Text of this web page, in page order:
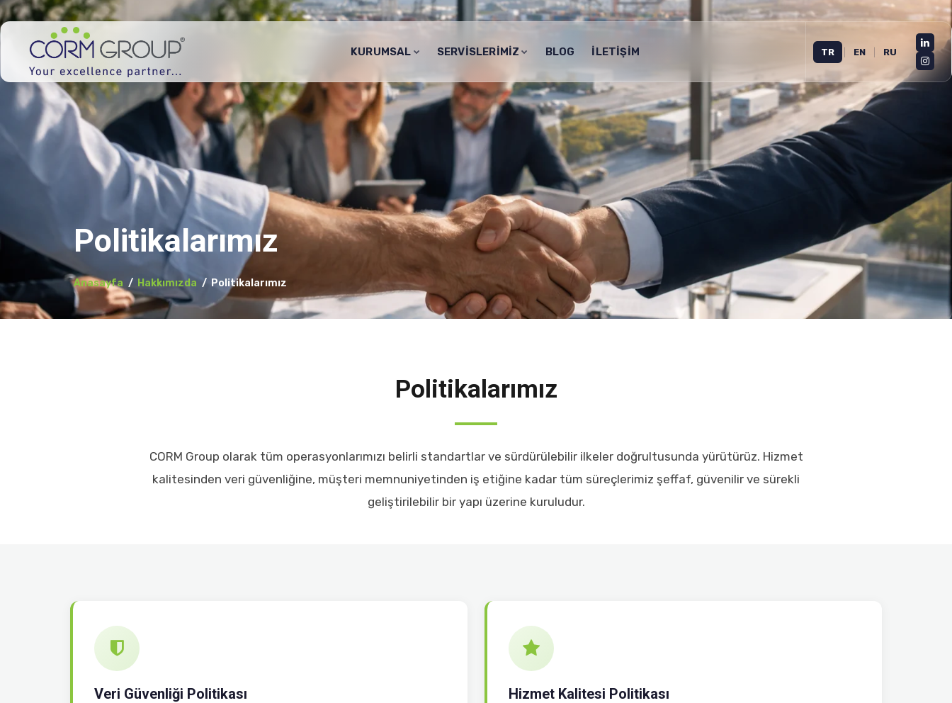
TR EN RU
KURUMSAL SERVISLERIMIZ BLOG İLETIŞIM
Politikalarımız
Anasayfa Hakkımızda Politikalarımız
Politikalarımız
CORM Group olarak tüm operasyonlarımızı belirli standartlar ve sürdürülebilir ilkeler doğrultusunda yürütürüz. Hizmet
kalitesinden veri güvenliğine, müşteri memnuniyetinden iş etiğine kadar tüm süreçlerimiz şeffaf, güvenilir ve sürekli
geliştirilebilir bir yapı üzerine kuruludur.
Veri Güvenliği Politikası Hizmet Kalitesi Politikası